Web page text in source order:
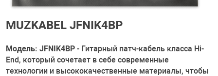
MUZKABEL JFNIK4BP
Модель: JFNIK4BP - Гитарный патч-кабель класса Hi-
End, который сочетает в себе современные
технологии и высококачественные материалы, чтобы